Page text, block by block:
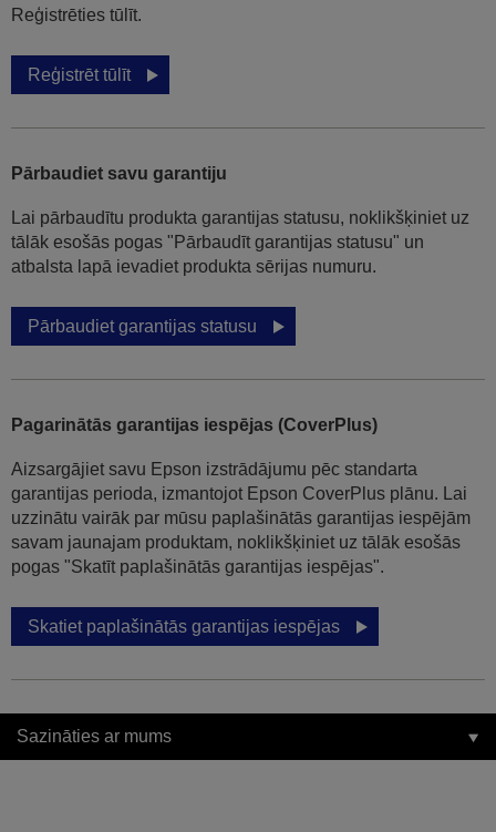
Reģistrēties tūlīt.
Reģistrēt tūlīt
Pārbaudiet savu garantiju
Lai pārbaudītu produkta garantijas statusu, noklikšķiniet uz
tālāk esošās pogas "Pārbaudīt garantijas statusu" un
atbalsta lapā ievadiet produkta sērijas numuru.
Pārbaudiet garantijas statusu
Pagarinātās garantijas iespējas (CoverPlus)
Aizsargājiet savu Epson izstrādājumu pēc standarta
garantijas perioda, izmantojot Epson CoverPlus plānu. Lai
uzzinātu vairāk par mūsu paplašinātās garantijas iespējām
savam jaunajam produktam, noklikšķiniet uz tālāk esošās
pogas "Skatīt paplašinātās garantijas iespējas".
Skatiet paplašinātās garantijas iespējas
Sazināties ar mums